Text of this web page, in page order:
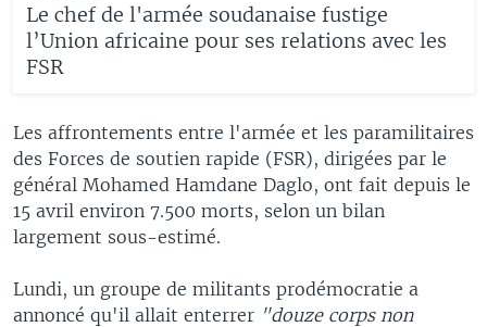
Le chef de l'armée soudanaise fustige
l’Union africaine pour ses relations avec les
FSR
Les affrontements entre l'armée et les paramilitaires
des Forces de soutien rapide (FSR), dirigées par le
général Mohamed Hamdane Daglo, ont fait depuis le
15 avril environ 7.500 morts, selon un bilan
largement sous-estimé.
Lundi, un groupe de militants prodémocratie a
annoncé qu'il allait enterrer "douze corps non